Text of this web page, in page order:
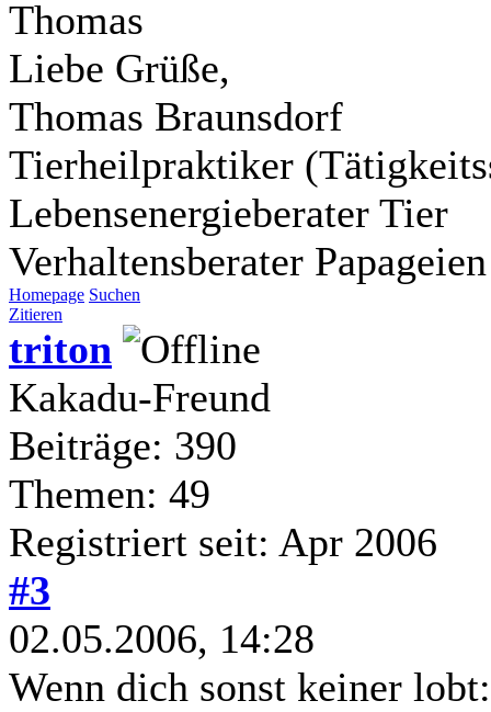
Thomas
Liebe Grüße,
Thomas Braunsdorf
Tierheilpraktiker
Lebensenergieberater Tier
Verhaltensberater Papageien
Homepage Suchen
Zitieren
triton
Kakadu-Freund
Beiträge: 390
Themen: 49
Registriert seit: Apr 2006
#3
02.05.2006, 14:28
Wenn dich sonst keiner